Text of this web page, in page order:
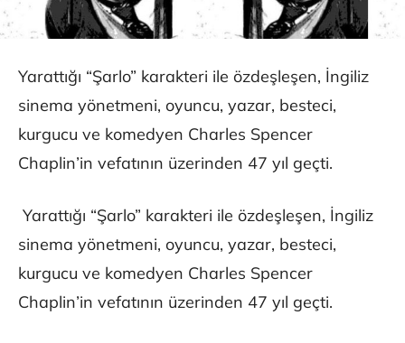
Yarattığı “Şarlo” karakteri ile özdeşleşen, İngiliz
sinema yönetmeni, oyuncu, yazar, besteci,
kurgucu ve komedyen Charles Spencer
Chaplin’in vefatının üzerinden 47 yıl geçti.
Yarattığı “Şarlo” karakteri ile özdeşleşen, İngiliz
sinema yönetmeni, oyuncu, yazar, besteci,
kurgucu ve komedyen Charles Spencer
Chaplin’in vefatının üzerinden 47 yıl geçti.